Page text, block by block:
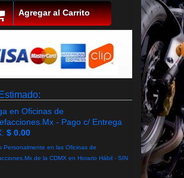
Agregar al Carrito
en Oficinas de
- Pago c/ Entrega
$ 0.00
Personalmente en las Oficinas de
de la CDMX en Horario Hábil - SIN